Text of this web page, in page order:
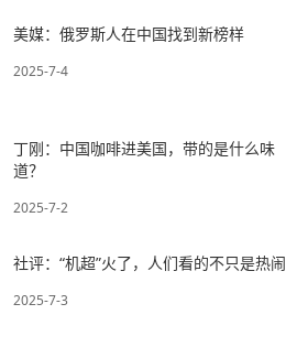
美媒：俄罗斯人在中国找到新榜样
2025-7-4
丁刚：中国咖啡进美国，带的是什么味
道？
2025-7-2
社评：“机超”火了，人们看的不只是热闹
2025-7-3